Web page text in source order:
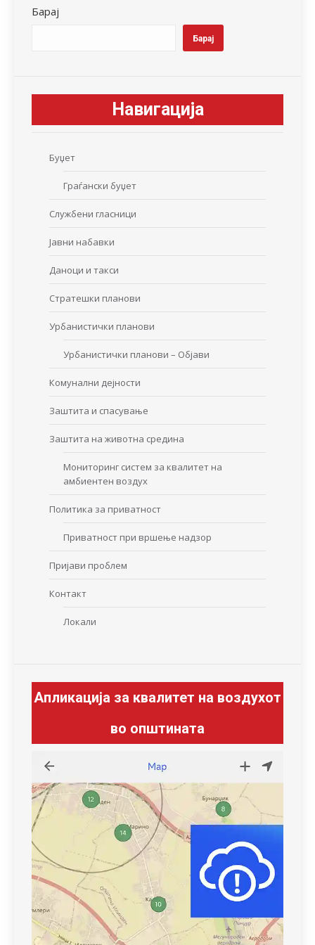
Барај
Барај
Навигација
Буџет
Граѓански буџет
Службени гласници
Јавни набавки
Даноци и такси
Стратешки планови
Урбанистички планови
Урбанистички планови – Објави
Комунални дејности
Заштита и спасување
Заштита на животна средина
Мониторинг систем за квалитет на
амбиентен воздух
Политика за приватност
Приватност при вршење надзор
Пријави проблем
Контакт
Локали
Апликација за квалитет на воздухот
во општината